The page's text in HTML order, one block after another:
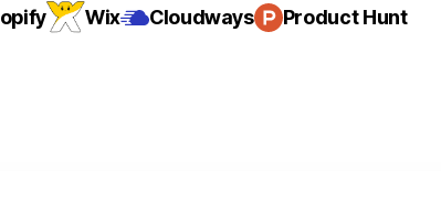
Wix Cloudways Product Hunt